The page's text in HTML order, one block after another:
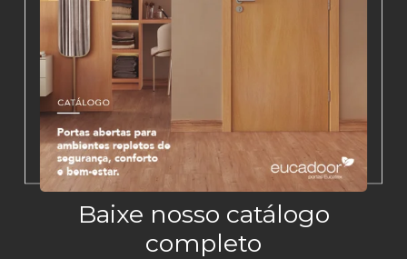
Baixe nosso catálogo
completo